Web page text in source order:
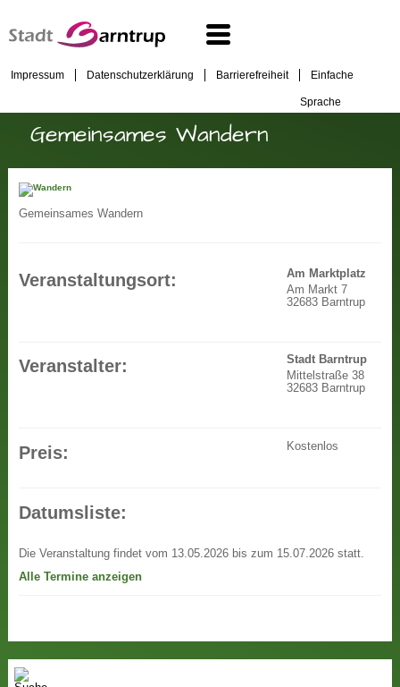
Impressum Datenschutzerklärung Barrierefreiheit Einfache
Sprache
Gemeinsames Wandern
Gemeinsames Wandern
Veranstaltungsort:
Am Marktplatz
Am Markt 7
32683 Barntrup
Veranstalter:
Stadt Barntrup
Mittelstraße 38
32683 Barntrup
Preis: Kostenlos
Datumsliste:
Die Veranstaltung findet vom 13.05.2026 bis zum 15.07.2026 statt.
Alle Termine anzeigen